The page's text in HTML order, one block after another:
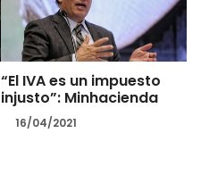
“El IVA es un impuesto
injusto”: Minhacienda
16/04/2021